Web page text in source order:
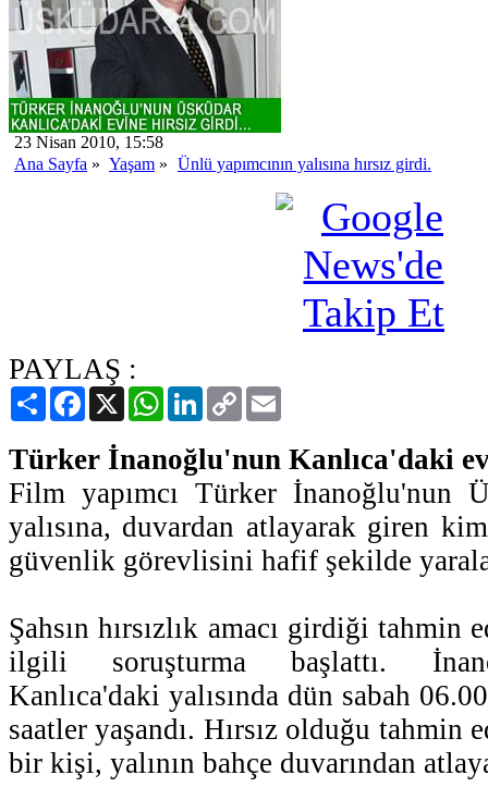
23 Nisan 2010, 15:58
Ana Sayfa » Yaşam » Ünlü yapımcının yalısına hırsız girdi.
PAYLAŞ :
PaylaşFacebook
X WhatsAppLinkedIn
Copy
Link
Türker İnanoğlu'nun Kanlıca'daki
Film yapımcı Türker İnanoğlu'nun
yalısına, duvardan atlayarak giren
güvenlik görevlisini hafif şekilde
Şahsın hırsızlık amacı girdiği
ilgili soruşturma başlattı.
Kanlıca'daki yalısında dün sabah
saatler yaşandı. Hırsız olduğu
bir kişi, yalının bahçe duvarından